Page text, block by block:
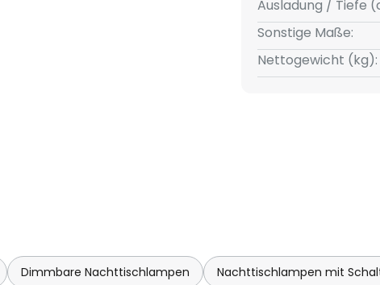
dank integriertem
Ausladung / Tiefe
Sonstige Maße:
Nettogewicht (kg):
Dimmbare Nachttischlampen Nachttischlampen mit